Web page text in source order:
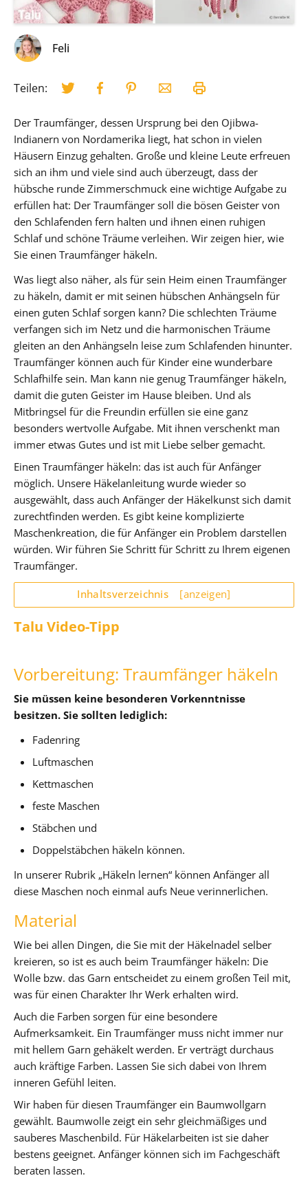
Feli
Teilen:
Der Traumfänger, dessen Ursprung bei den Ojibwa-
Indianern von Nordamerika liegt, hat schon in vielen
Häusern Einzug gehalten. Große und kleine Leute erfreuen
sich an ihm und viele sind auch überzeugt, dass der
hübsche runde Zimmerschmuck eine wichtige Aufgabe zu
erfüllen hat: Der Traumfänger soll die bösen Geister von
den Schlafenden fern halten und ihnen einen ruhigen
Schlaf und schöne Träume verleihen. Wir zeigen hier, wie
Sie einen Traumfänger häkeln.
Was liegt also näher, als für sein Heim einen Traumfänger
zu häkeln, damit er mit seinen hübschen Anhängseln für
einen guten Schlaf sorgen kann? Die schlechten Träume
verfangen sich im Netz und die harmonischen Träume
gleiten an den Anhängseln leise zum Schlafenden hinunter.
Traumfänger können auch für Kinder eine wunderbare
Schlafhilfe sein. Man kann nie genug Traumfänger häkeln,
damit die guten Geister im Hause bleiben. Und als
Mitbringsel für die Freundin erfüllen sie eine ganz
besonders wertvolle Aufgabe. Mit ihnen verschenkt man
immer etwas Gutes und ist mit Liebe selber gemacht.
Einen Traumfänger häkeln: das ist auch für Anfänger
möglich. Unsere Häkelanleitung wurde wieder so
ausgewählt, dass auch Anfänger der Häkelkunst sich damit
zurechtfinden werden. Es gibt keine komplizierte
Maschenkreation, die für Anfänger ein Problem darstellen
würden. Wir führen Sie Schritt für Schritt zu Ihrem eigenen
Traumfänger.
Inhaltsverzeichnis [anzeigen]
Talu Video-Tipp
Vorbereitung: Traumfänger häkeln
Sie müssen keine besonderen Vorkenntnisse
besitzen. Sie sollten lediglich:
Fadenring
Luftmaschen
Kettmaschen
feste Maschen
Stäbchen und
Doppelstäbchen häkeln können.
In unserer Rubrik „Häkeln lernen“ können Anfänger all
diese Maschen noch einmal aufs Neue verinnerlichen.
Material
Wie bei allen Dingen, die Sie mit der Häkelnadel selber
kreieren, so ist es auch beim Traumfänger häkeln: Die
Wolle bzw. das Garn entscheidet zu einem großen Teil mit,
was für einen Charakter Ihr Werk erhalten wird.
Auch die Farben sorgen für eine besondere
Aufmerksamkeit. Ein Traumfänger muss nicht immer nur
mit hellem Garn gehäkelt werden. Er verträgt durchaus
auch kräftige Farben. Lassen Sie sich dabei von Ihrem
inneren Gefühl leiten.
Wir haben für diesen Traumfänger ein Baumwollgarn
gewählt. Baumwolle zeigt ein sehr gleichmäßiges und
sauberes Maschenbild. Für Häkelarbeiten ist sie daher
bestens geeignet. Anfänger können sich im Fachgeschäft
beraten lassen.